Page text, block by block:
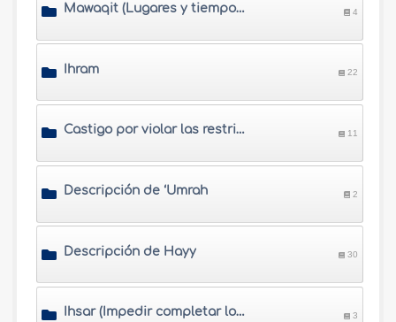
Mawaqit (Lugares y tiempos de Hayy) 4
Ihram 22
Castigo por violar las restricciones de Ihram 11
Descripción de ‘Umrah 2
Descripción de Hayy 30
Ihsar (Impedir completar los ritos de Hayy) y perder Hayy 3